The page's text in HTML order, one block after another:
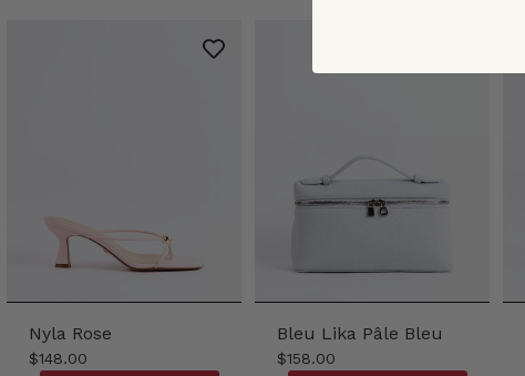
Nyla Rose
$148.00
Bleu Lika Pâle Bleu
$158.00